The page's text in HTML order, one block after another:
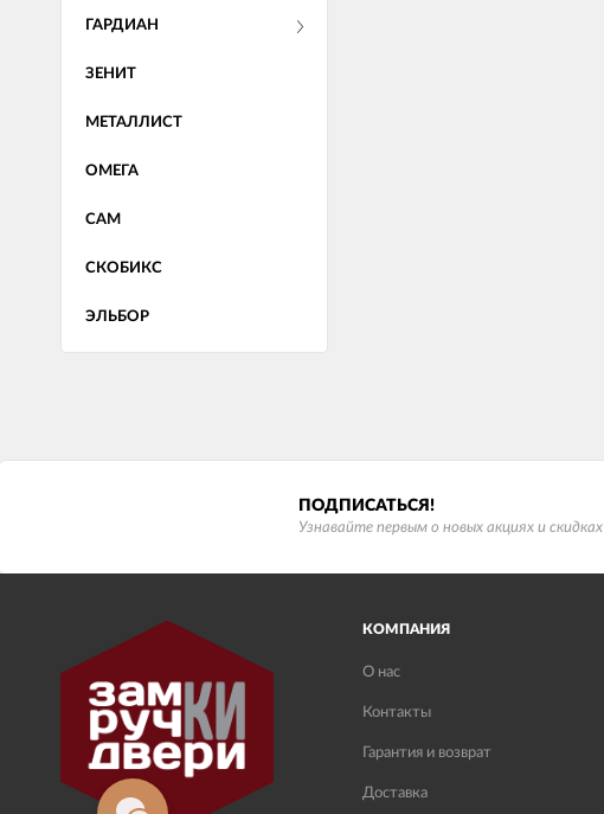
ГАРДИАН
ЗЕНИТ
МЕТАЛЛИСТ
ОМЕГА
САМ
СКОБИКС
ЭЛЬБОР
ПОДПИСАТЬСЯ!
Узнавайте первым о новых акциях и скидках
КОМПАНИЯ
О нас
Контакты
Гарантия и возврат
Доставка